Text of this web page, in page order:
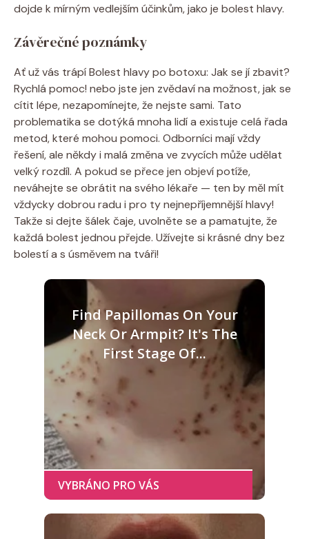
dojde k mírným vedlejším účinkům, jako je bolest hlavy.
Závěrečné poznámky
Ať už vás trápí Bolest hlavy po botoxu: Jak se jí zbavit?
Rychlá pomoc! nebo jste jen zvědaví na možnost, jak se
cítit lépe, nezapomínejte, že nejste sami. Tato
problematika se dotýká mnoha lidí a existuje celá řada
metod, které mohou pomoci. Odborníci mají vždy
řešení, ale někdy i malá změna ve zvycích může udělat
velký rozdíl. A pokud se přece jen objeví potíže,
neváhejte se obrátit na svého lékaře — ten by měl mít
vždycky dobrou radu i pro ty nejnepříjemnější hlavy!
Takže si dejte šálek čaje, uvolněte se a pamatujte, že
každá bolest jednou přejde. Užívejte si krásné dny bez
bolestí a s úsměvem na tváři!
Find Papillomas On Your
Neck Or Armpit? It's The
First Stage Of...